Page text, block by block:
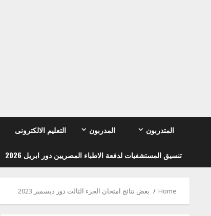
المتدربون المدربون التعليم الالكترونى
تنسيق المستشفيات لدفعة الاطباء المصريين دور ابريل 2026
Home بعض نتائج امتحان الجزء الثالث دور ديسمبر 2023